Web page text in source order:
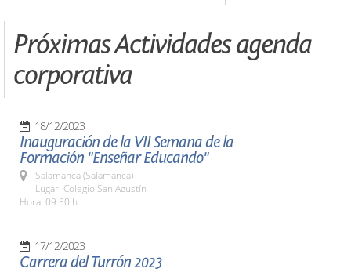
Próximas Actividades agenda
corporativa
18/12/2023
Inauguración de la VII Semana de la
Formación "Enseñar Educando"
Salamanca (Salamanca)
Lugar: Colegio San Agustín
Hora: 09:30 h.
17/12/2023
Carrera del Turrón 2023